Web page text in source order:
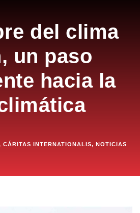
del clima
un paso
hacia la
CÁRITAS INTERNATIONALIS, NOTICIAS